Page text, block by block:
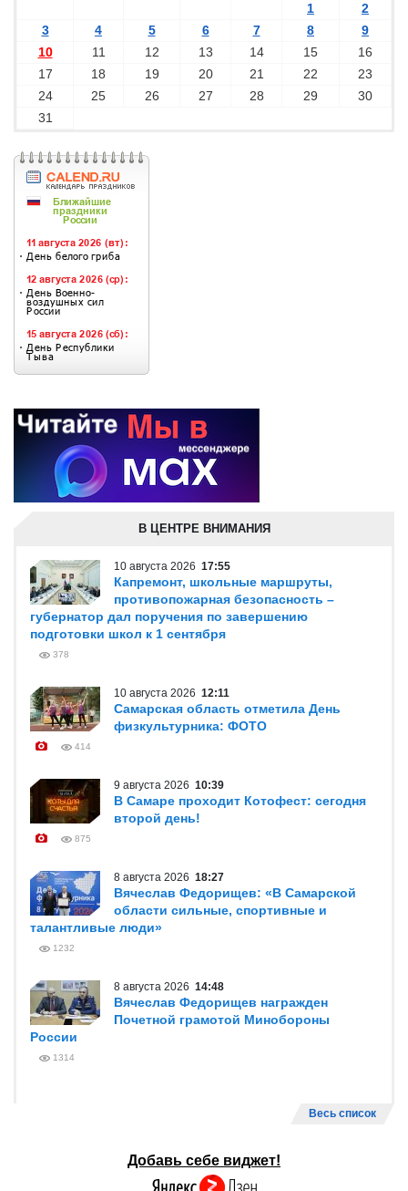
1
2
3
4 5 6 7 8
9
10
11 12 13 14 15
16
17
18 19 20 21 22
23
24
25 26 27 28 29
30
31
В ЦЕНТРЕ ВНИМАНИЯ
10 августа 2026 17:55
Капремонт, школьные маршруты,
противопожарная безопасность –
губернатор дал поручения по завершению
подготовки школ к 1 сентября
378
10 августа 2026 12:11
Самарская область отметила День
физкультурника: ФОТО
414
9 августа 2026 10:39
В Самаре проходит Котофест: сегодня
второй день!
875
8 августа 2026 18:27
Вячеслав Федорищев: «В Самарской
области сильные, спортивные и
талантливые люди»
1232
8 августа 2026 14:48
Вячеслав Федорищев награжден
Почетной грамотой Минобороны
России
1314
Весь список
Добавь себе виджет!